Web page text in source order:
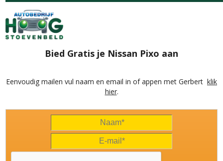
Bied Gratis je Nissan Pixo aan
Eenvoudig mailen vul naam en email in of appen met Gerbert klik
hier.